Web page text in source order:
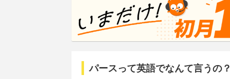
パースって英語でなんて言うの？